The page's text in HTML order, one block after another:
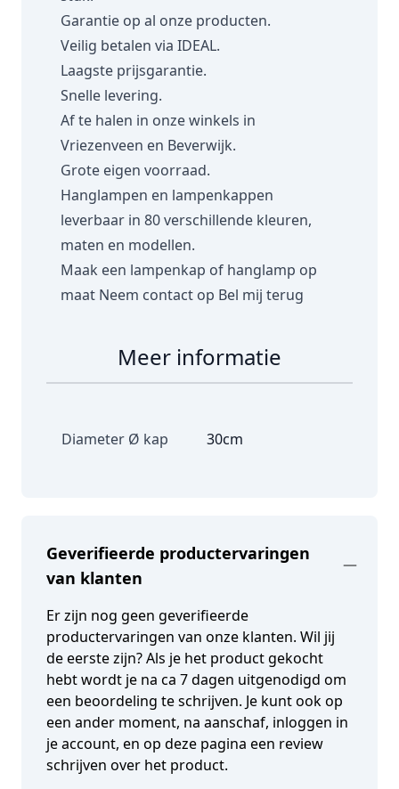
Garantie op al onze producten.
Veilig betalen via IDEAL.
Laagste prijsgarantie.
Snelle levering.
Af te halen in onze winkels in
Vriezenveen en Beverwijk.
Grote eigen voorraad.
Hanglampen en lampenkappen
leverbaar in 80 verschillende kleuren,
maten en modellen.
Maak een lampenkap of hanglamp op
maat Neem contact op Bel mij terug
Meer informatie
Diameter Ø kap 30cm
Geverifieerde productervaringen
van klanten
Er zijn nog geen geverifieerde
productervaringen van onze klanten. Wil jij
de eerste zijn? Als je het product gekocht
hebt wordt je na ca 7 dagen uitgenodigd om
een beoordeling te schrijven. Je kunt ook op
een ander moment, na aanschaf, inloggen in
je account, en op deze pagina een review
schrijven over het product.